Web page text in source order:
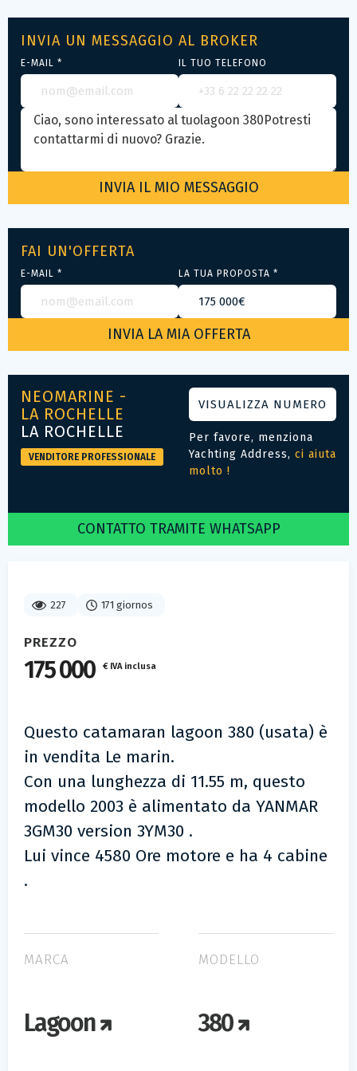
227 171 giornos
PREZZO
175 000 € IVA inclusa
Questo catamaran lagoon 380 (usata) è
in vendita Le marin.
Con una lunghezza di 11.55 m, questo
modello 2003 è alimentato da YANMAR
3GM30 version 3YM30 .
Lui vince 4580 Ore motore e ha 4 cabine
.
MARCA
Lagoon
MODELLO
380
INVIA UN MESSAGGIO AL BROKER
E-MAIL * IL TUO TELEFONO
FAI UN'OFFERTA
E-MAIL * LA TUA PROPOSTA *
NEOMARINE -
LA ROCHELLE
LA ROCHELLE
VENDITORE PROFESSIONALE
VISUALIZZA NUMERO
Per favore, menziona
Yachting Address, ci aiuta
molto !
CONTATTO TRAMITE WHATSAPP